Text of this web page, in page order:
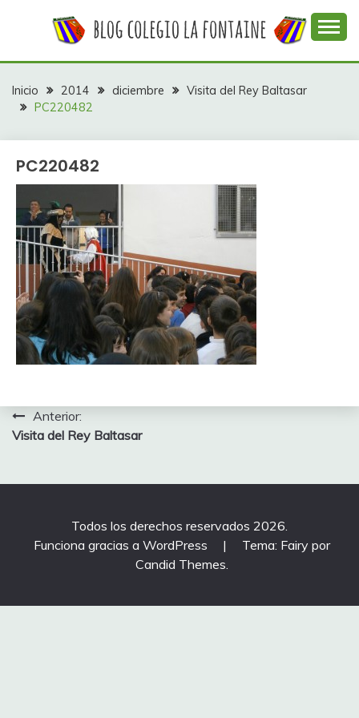
COLEGIO LA
FONTAINE
colegio La Fontaine
Inicio 2014 diciembre
Visita del Rey Baltasar
PC220482
PC220482
Navegación
de
entradas
Anterior:
Visita del Rey Baltasar
Todos los derechos reservados 2026.
Funciona gracias a WordPress
|
Tema: Fairy por
Candid Themes